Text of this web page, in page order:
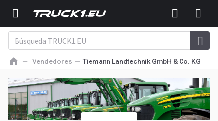
Vendedores Tiemann Landtechnik GmbH & Co. KG